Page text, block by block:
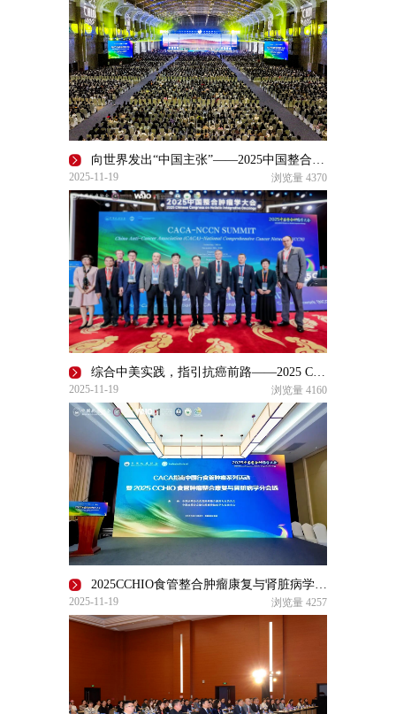
向世界发出“中国主张”——2025中国整合肿瘤学大会精彩收官
2025-11-19 浏览量 4370
综合中美实践，指引抗癌前路——2025 CCHIO大会CACA-NCCN峰会回顾
2025-11-19 浏览量 4160
2025CCHIO食管整合肿瘤康复与肾脏病学分会场圆满召开
2025-11-19 浏览量 4257